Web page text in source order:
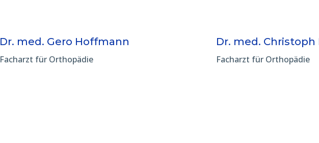
Dr. med. Gero Hoffmann
Facharzt für Orthopädie
Dr. med. Christoph
Facharzt für Orthopädie